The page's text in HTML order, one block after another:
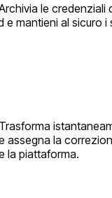
le credenziali
e mantieni al sicuro i
assegna la
la piattaforma.